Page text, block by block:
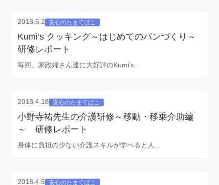
2018.5.2 安心のたまてばこ
Kumi’s クッキング～はじめてのパンづくり～
研修レポート
毎回、家政婦さん達に大好評のKumi’s…
2018.4.18 安心のたまてばこ
小野寺祐先生の介護研修～移動・移乗介助編
～ 研修レポート
身体に負担の少ない介護スキルが学べると人…
2018.4.6 安心のたまてばこ